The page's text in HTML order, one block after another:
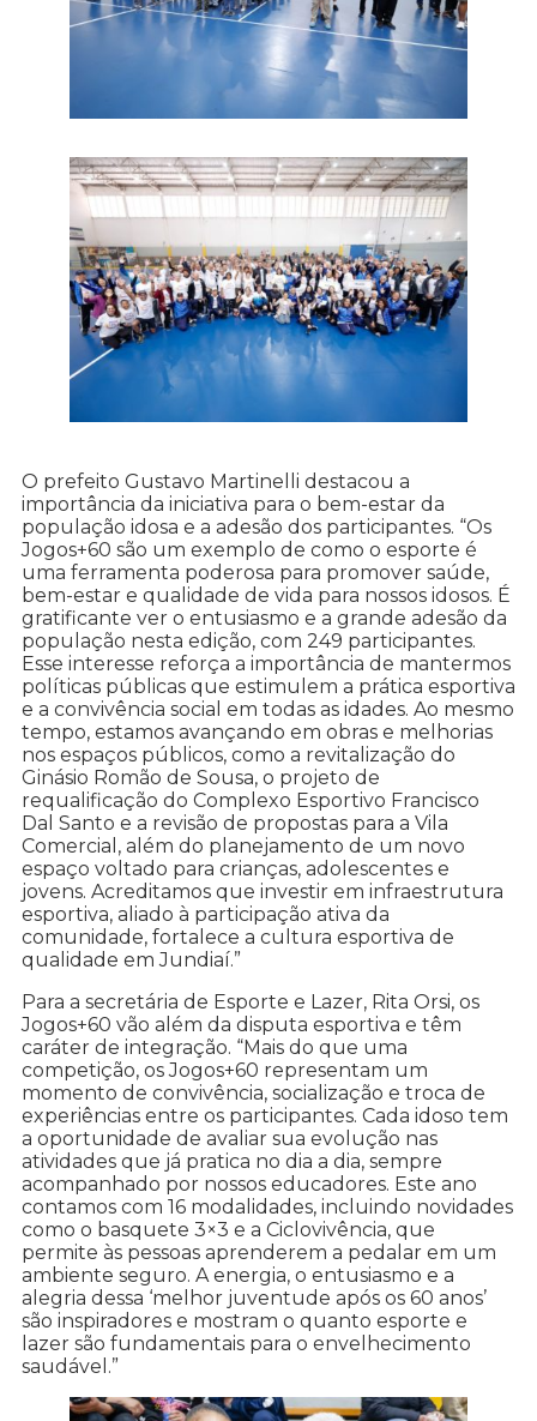
O prefeito Gustavo Martinelli destacou a
importância da iniciativa para o bem-estar da
população idosa e a adesão dos participantes. “Os
Jogos+60 são um exemplo de como o esporte é
uma ferramenta poderosa para promover saúde,
bem-estar e qualidade de vida para nossos idosos. É
gratificante ver o entusiasmo e a grande adesão da
população nesta edição, com 249 participantes.
Esse interesse reforça a importância de mantermos
políticas públicas que estimulem a prática esportiva
e a convivência social em todas as idades. Ao mesmo
tempo, estamos avançando em obras e melhorias
nos espaços públicos, como a revitalização do
Ginásio Romão de Sousa, o projeto de
requalificação do Complexo Esportivo Francisco
Dal Santo e a revisão de propostas para a Vila
Comercial, além do planejamento de um novo
espaço voltado para crianças, adolescentes e
jovens. Acreditamos que investir em infraestrutura
esportiva, aliado à participação ativa da
comunidade, fortalece a cultura esportiva de
qualidade em Jundiaí.”
Para a secretária de Esporte e Lazer, Rita Orsi, os
Jogos+60 vão além da disputa esportiva e têm
caráter de integração. “Mais do que uma
competição, os Jogos+60 representam um
momento de convivência, socialização e troca de
experiências entre os participantes. Cada idoso tem
a oportunidade de avaliar sua evolução nas
atividades que já pratica no dia a dia, sempre
acompanhado por nossos educadores. Este ano
contamos com 16 modalidades, incluindo novidades
como o basquete 3×3 e a Ciclovivência, que
permite às pessoas aprenderem a pedalar em um
ambiente seguro. A energia, o entusiasmo e a
alegria dessa ‘melhor juventude após os 60 anos’
são inspiradores e mostram o quanto esporte e
lazer são fundamentais para o envelhecimento
saudável.”